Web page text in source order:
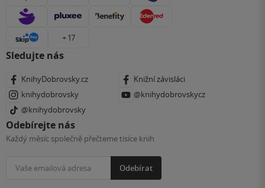
+ 17
Sledujte nás
KnihyDobrovsky.cz
Knižní závisláci
knihydobrovsky
@knihydobrovskycz
@knihydobrovsky
Odebírejte nás
Každý měsíc společně přečteme tisíce knih
Odebírat